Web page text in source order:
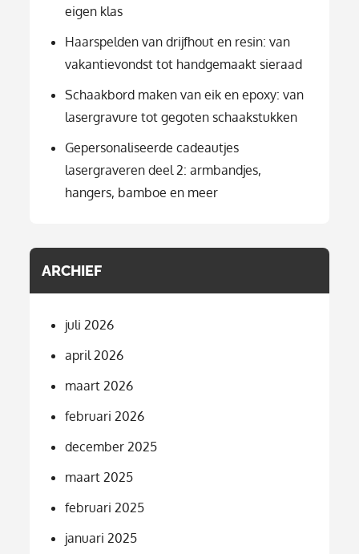
eigen klas
Haarspelden van drijfhout en resin: van
vakantievondst tot handgemaakt sieraad
Schaakbord maken van eik en epoxy: van
lasergravure tot gegoten schaakstukken
Gepersonaliseerde cadeautjes
lasergraveren deel 2: armbandjes,
hangers, bamboe en meer
ARCHIEF
juli 2026
april 2026
maart 2026
februari 2026
december 2025
maart 2025
februari 2025
januari 2025